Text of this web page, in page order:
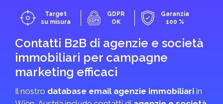
Target
su misura
GDPR
OK
Garanzia
100 %
Contatti B2B di agenzie e società
immobiliari per campagne
marketing efficaci
Il nostro database email agenzie immobiliari in